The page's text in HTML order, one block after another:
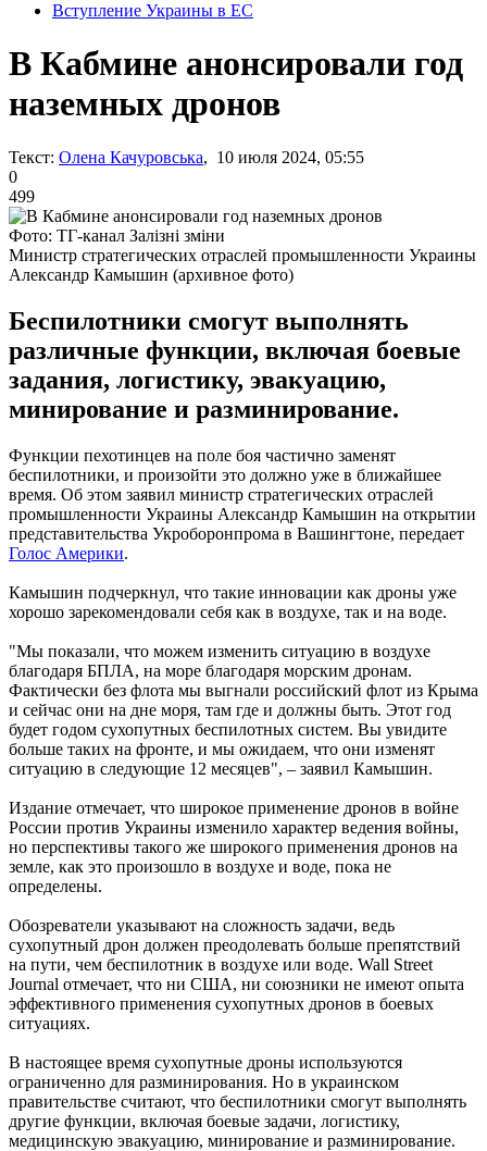
Вступление Украины в ЕС
В Кабмине анонсировали год
наземных дронов
Текст: Олена Качуровська, 10 июля 2024, 05:55
0
499
Фото: ТГ-канал Залізні зміни
Министр стратегических отраслей промышленности Украины
Александр Камышин (архивное фото)
Беспилотники смогут выполнять
различные функции, включая боевые
задания, логистику, эвакуацию,
минирование и разминирование.
Функции пехотинцев на поле боя частично заменят
беспилотники, и произойти это должно уже в ближайшее
время. Об этом заявил министр стратегических отраслей
промышленности Украины Александр Камышин на открытии
представительства Укроборонпрома в Вашингтоне, передает
Голос Америки.
Камышин подчеркнул, что такие инновации как дроны уже
хорошо зарекомендовали себя как в воздухе, так и на воде.
"Мы показали, что можем изменить ситуацию в воздухе
благодаря БПЛА, на море благодаря морским дронам.
Фактически без флота мы выгнали российский флот из Крыма
и сейчас они на дне моря, там где и должны быть. Этот год
будет годом сухопутных беспилотных систем. Вы увидите
больше таких на фронте, и мы ожидаем, что они изменят
ситуацию в следующие 12 месяцев", – заявил Камышин.
Издание отмечает, что широкое применение дронов в войне
России против Украины изменило характер ведения войны,
но перспективы такого же широкого применения дронов на
земле, как это произошло в воздухе и воде, пока не
определены.
Обозреватели указывают на сложность задачи, ведь
сухопутный дрон должен преодолевать больше препятствий
на пути, чем беспилотник в воздухе или воде. Wall Street
Journal отмечает, что ни США, ни союзники не имеют опыта
эффективного применения сухопутных дронов в боевых
ситуациях.
В настоящее время сухопутные дроны используются
ограниченно для разминирования. Но в украинском
правительстве считают, что беспилотники смогут выполнять
другие функции, включая боевые задачи, логистику,
медицинскую эвакуацию, минирование и разминирование.